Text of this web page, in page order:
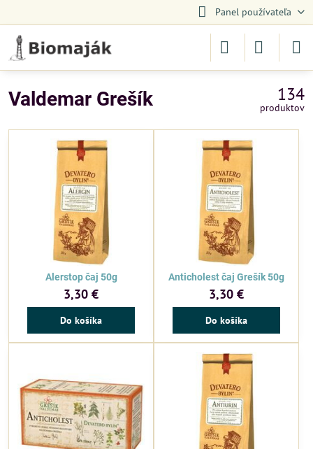
Panel používateľa
Valdemar Grešík 134
produktov
Alerstop čaj 50g
3,30 €
Do košíka
Anticholest čaj Grešík 50g
3,30 €
Do košíka